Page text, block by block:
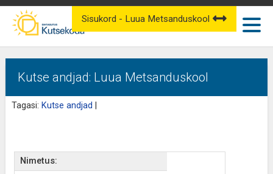
Kutse andjad: Luua Metsanduskool
Tagasi: Kutse andjad
Sisukord - Luua Metsanduskool
Nimetus: